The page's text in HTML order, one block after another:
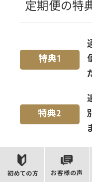
初めての方 お客様の声
定期便の特
特典1
特典2
特典3